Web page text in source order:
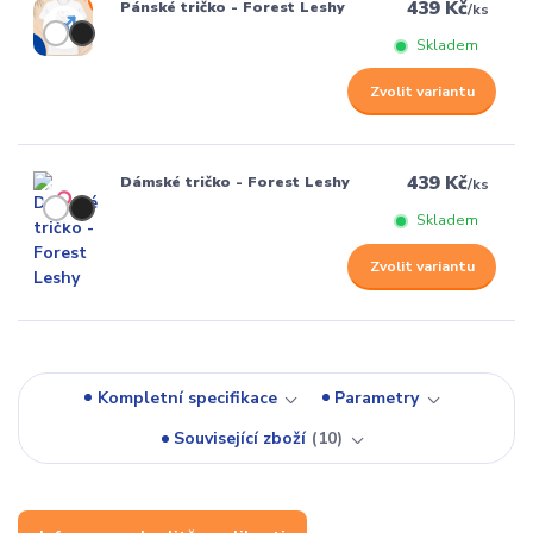
Pánské tričko - Forest Leshy 439 Kč/ks
Skladem
Zvolit variantu
Dámské tričko - Forest Leshy 439 Kč/ks
Skladem
Zvolit variantu
Kompletní specifikace
Parametry
Související zboží
10